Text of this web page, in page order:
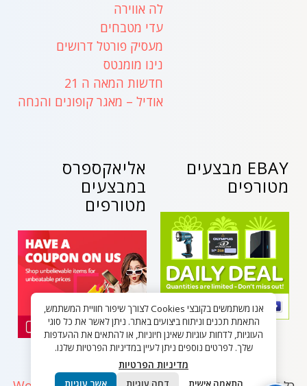
לה אווירה
עדי מטבחים
מעסיק פורטל דרושים
נינו מומנטס
חדשות המאה ה 21
אודיל – מאגר קופונים והנחה
אליאקספרס
במבצעים
מטורפים
EBAY מבצעים
מטורפים
אנו משתמשים בקובצי Cookies לצורך שיפור חוויית המשתמש,
התאמת תכנים וניתוח ביצועים באתר. ניתן לאשר את כל סוגי
העוגיות, לדחות עוגיות שאינן חיוניות, או להתאים את ההעדפות
שלך. לפרטים נוספים ניתן לעיין במדיניות הפרטיות שלנו.
מדיניות הפרטיות
התאמה אישית דחה עוגיות אשר עוגיות